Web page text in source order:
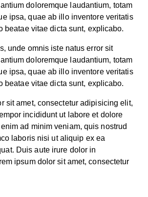
doloremque laudantium, totam
ipsa, quae ab illo inventore veritatis
beatae vitae dicta sunt, explicabo.
unde omnis iste natus error sit
doloremque laudantium, totam
ipsa, quae ab illo inventore veritatis
beatae vitae dicta sunt, explicabo.
sit amet, consectetur adipisicing elit,
incididunt ut labore et dolore
ad minim veniam, quis nostrud
laboris nisi ut aliquip ex ea
Duis aute irure dolor in
ipsum dolor sit amet, consectetur